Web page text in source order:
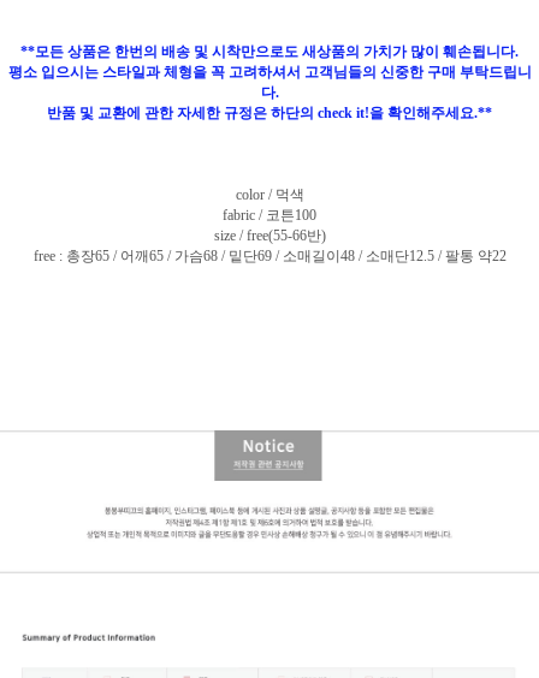
**모든 상품은 한번의 배송 및 시착만으로도 새상품의 가치가 많이 훼손됩니다.
평소 입으시는 스타일과 체형을 꼭 고려하셔서 고객님들의 신중한 구매 부탁드립니
다.
반품 및 교환에 관한 자세한 규정은 하단의 check it!을 확인해주세요.**
color / 먹색
fabric / 코튼100
size / free(55-66반)
free : 총장65 / 어깨65 / 가슴68 / 밑단69 / 소매길이48 / 소매단12.5 / 팔통 약22